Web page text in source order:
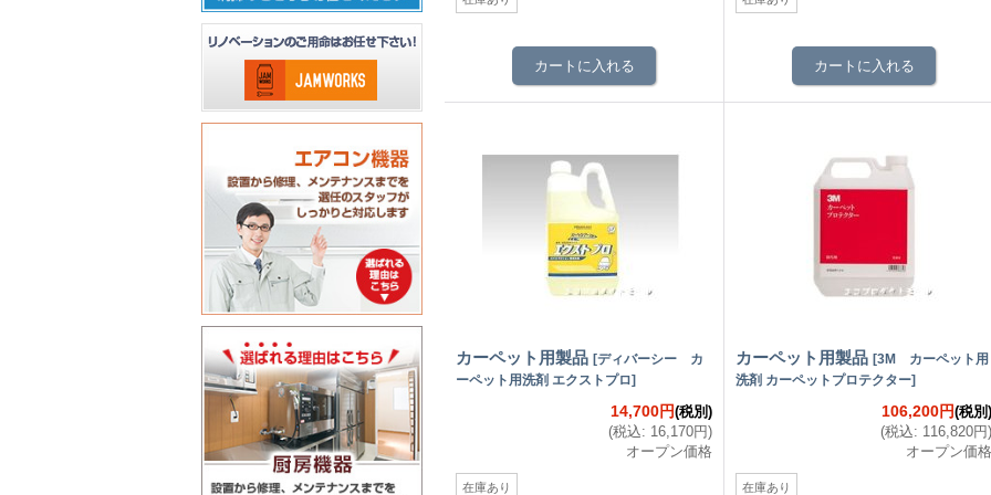
カーペット用製品 [ディバーシー カ
ーペット用洗剤 エクストプロ]
14,700円(税別)
(税込: 16,170円)
オープン価格
在庫あり
カーペット用製品 [3M カーペット用
洗剤 カーペットプロテクター]
106,200円(税別)
(税込: 116,820円)
オープン価格
在庫あり